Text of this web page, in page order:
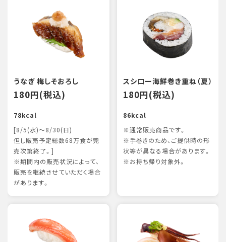
うなぎ 梅しそおろし
180円(税込)
78kcal
[8/5(水)～8/30(日)
但し販売予定総数68万食が完
売次第終了。]
※期間内の販売状況によって、
販売を継続させていただく場合
があります。
スシロー海鮮巻き重ね（夏）
180円(税込)
86kcal
※通常販売商品です。
※手巻きのため、ご提供時の形
状等が異なる場合があります。
※お持ち帰り対象外。